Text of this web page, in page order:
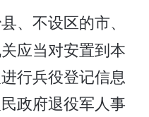
、不设区的市、
应当对安置到本
行兵役登记信息
政府退役军人事